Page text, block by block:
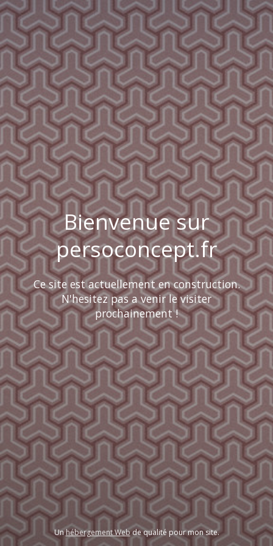
Bienvenue sur
persoconcept.fr
Ce site est actuellement en construction.
N'hesitez pas a venir le visiter
prochainement !
Unhébergement Webde qualité pour mon site.